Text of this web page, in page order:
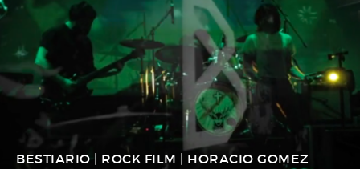
BESTIARIO | ROCK FILM | HORACIO GOMEZ